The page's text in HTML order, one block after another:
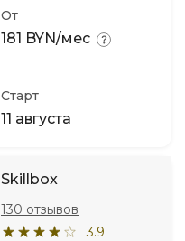
От
181 BYN/мес
Старт
11 августа
Skillbox
3.9
130 отзывов